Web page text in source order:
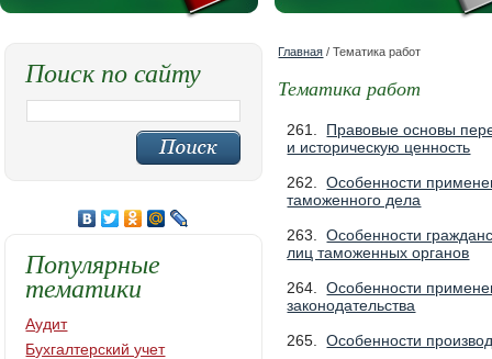
Главная / Тематика работ
Тематика работ
261. Правовые основы
и историческую ценность
262.Особенности
таможенного дела
263.Особенности
лиц таможенных органов
264.Особенности
законодательства
265.Особенности
Поиск по сайту
Популярные
тематики
Аудит
Бухгалтерский учет